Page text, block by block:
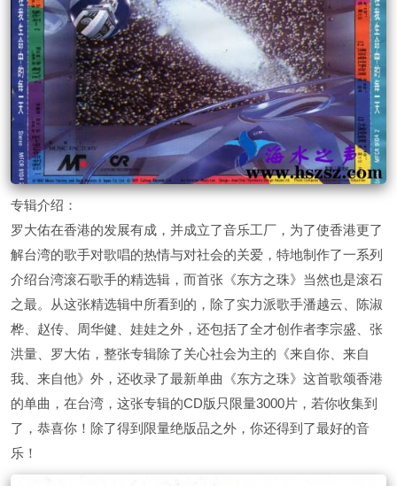
专辑介绍：
罗大佑在香港的发展有成，并成立了音乐工厂，为了使香港更了
解台湾的歌手对歌唱的热情与对社会的关爱，特地制作了一系列
介绍台湾滚石歌手的精选辑，而首张《东方之珠》当然也是滚石
之最。从这张精选辑中所看到的，除了实力派歌手潘越云、陈淑
桦、赵传、周华健、娃娃之外，还包括了全才创作者李宗盛、张
洪量、罗大佑，整张专辑除了关心社会为主的《来自你、来自
我、来自他》外，还收录了最新单曲《东方之珠》这首歌颂香港
的单曲，在台湾，这张专辑的CD版只限量3000片，若你收集到
了，恭喜你！除了得到限量绝版品之外，你还得到了最好的音
乐！